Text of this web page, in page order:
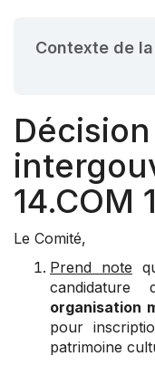
Contexte de
14.COM
Le Comité,
Prend note
candidature
organisation
pour
patrimoine